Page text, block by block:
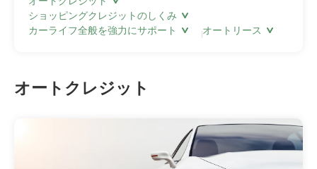
ショッピングクレジットのしくみ
カーライフ全般を強力にサポート
オートリース
オートクレジット